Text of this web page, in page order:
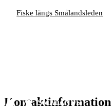
Fiske längs Smålandsleden
Kontaktinformation